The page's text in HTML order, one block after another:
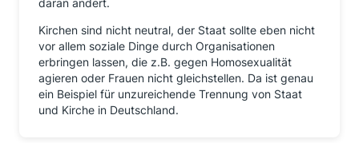
daran ändert.
Kirchen sind nicht neutral, der Staat sollte eben nicht
vor allem soziale Dinge durch Organisationen
erbringen lassen, die z.B. gegen Homosexualität
agieren oder Frauen nicht gleichstellen. Da ist genau
ein Beispiel für unzureichende Trennung von Staat
und Kirche in Deutschland.